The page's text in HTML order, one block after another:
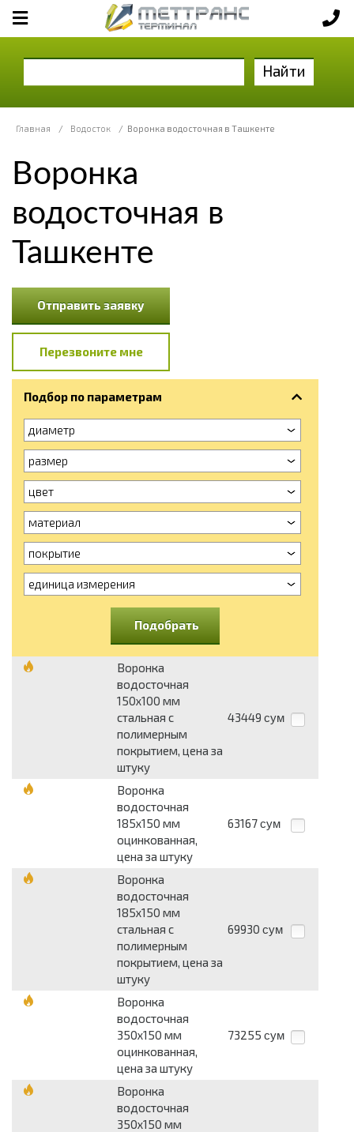
Найти
Главная / Водосток / Воронка водосточная в Ташкенте
Воронка
водосточная в
Ташкенте
Отправить заявку
Перезвоните мне
Подбор по параметрам
диаметр
размер
цвет
материал
покрытие
единица измерения
Подобрать
Воронка
водосточная
150x100 мм
стальная с
полимерным
покрытием, цена за
штуку
43449 сум
Воронка
водосточная
185x150 мм
оцинкованная,
цена за штуку
63167 сум
Воронка
водосточная
185x150 мм
стальная с
полимерным
покрытием, цена за
штуку
69930 сум
Воронка
водосточная
350x150 мм
оцинкованная,
цена за штуку
73255 сум
Воронка
водосточная
350x150 мм